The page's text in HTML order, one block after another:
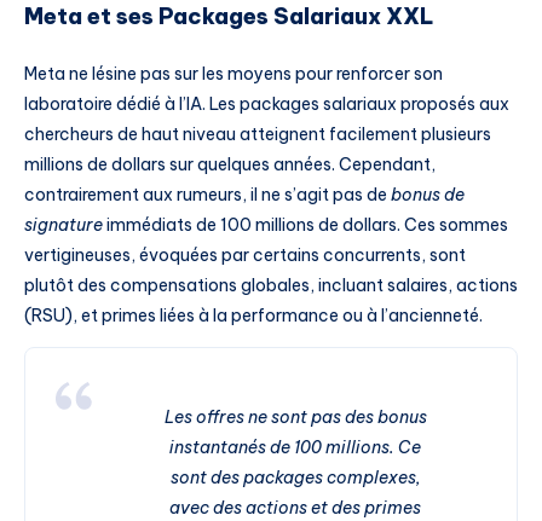
Meta et ses Packages Salariaux XXL
Meta ne lésine pas sur les moyens pour renforcer son
laboratoire dédié à l’IA. Les packages salariaux proposés aux
chercheurs de haut niveau atteignent facilement plusieurs
millions de dollars sur quelques années. Cependant,
contrairement aux rumeurs, il ne s’agit pas de bonus de
signatureimmédiats de 100 millions de dollars. Ces sommes
vertigineuses, évoquées par certains concurrents, sont
plutôt des compensations globales, incluant salaires, actions
(RSU), et primes liées à la performance ou à l’ancienneté.
Les offres ne sont pas des bonus
instantanés de 100 millions. Ce
sont des packages complexes,
avec des actions et des primes